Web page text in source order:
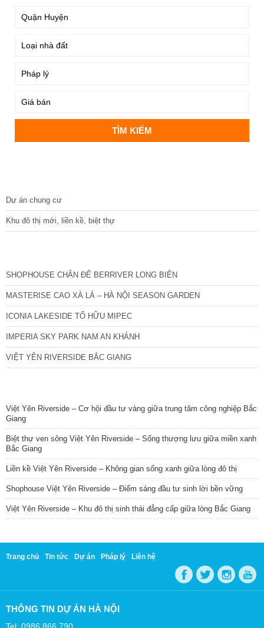
Dự án chung cư
Khu đô thị mới, liền kề, biệt thự
SHOPHOUSE CHÂN ĐẾ BERRIVER LONG BIÊN
MASTERISE CAO XÀ LÁ – HÀ NỘI SEASON GARDEN
ICONIA LAKESIDE TỐ HỮU MIPEC
IMPERIA SKY PARK NAM AN KHÁNH
VIỆT YÊN RIVERSIDE BẮC GIANG
Việt Yên Riverside – Cơ hội đầu tư vàng giữa trung tâm công nghiệp Bắc
Giang
Biệt thự ven sông Việt Yên Riverside – Sống thượng lưu giữa miền xanh
Bắc Giang
Liền kề Việt Yên Riverside – Không gian sống xanh giữa lòng đô thị
Shophouse Việt Yên Riverside – Điểm sáng đầu tư sinh lời bền vững
Việt Yên Riverside – Khu đô thị sinh thái đẳng cấp giữa lòng Bắc Giang
Trang chủ Tin tức Dự án Pháp lý Liên hệ
THÔNG TIN DỰ ÁN HÀ NỘI